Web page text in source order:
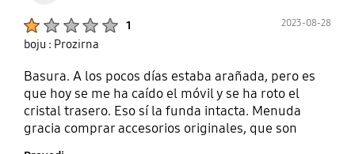
1 2023-08-28
boju : Prozirna
Basura. A los pocos días estaba arañada, pero es
que hoy se me ha caído el móvil y se ha roto el
cristal trasero. Eso sí la funda intacta. Menuda
gracia comprar accesorios originales, que son